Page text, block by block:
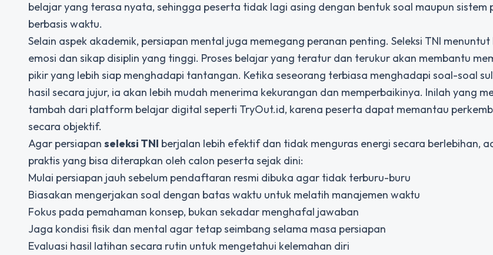
belajar yang terasa nyata, sehingga peserta tidak lagi asing dengan bentuk soal maupun sistem
berbasis waktu.
Selain aspek akademik, persiapan mental juga memegang peranan penting. Seleksi TNI
emosi dan sikap disiplin yang tinggi. Proses belajar yang teratur dan terukur akan membantu
pikir yang lebih siap menghadapi tantangan. Ketika seseorang terbiasa menghadapi soal-soal
hasil secara jujur, ia akan lebih mudah menerima kekurangan dan memperbaikinya. Inilah yang
tambah dari platform belajar digital seperti TryOut.id, karena peserta dapat memantau
secara objektif.
Agar persiapan seleksi TNI berjalan lebih efektif dan tidak menguras energi secara berlebihan,
praktis yang bisa diterapkan oleh calon peserta sejak dini:
Mulai persiapan jauh sebelum pendaftaran resmi dibuka agar tidak terburu-buru
Biasakan mengerjakan soal dengan batas waktu untuk melatih manajemen waktu
Fokus pada pemahaman konsep, bukan sekadar menghafal jawaban
Jaga kondisi fisik dan mental agar tetap seimbang selama masa persiapan
Evaluasi hasil latihan secara rutin untuk mengetahui kelemahan diri